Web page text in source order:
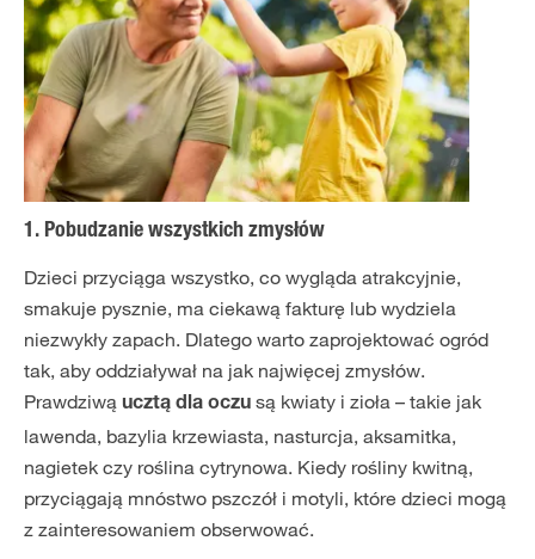
1. Pobudzanie wszystkich zmysłów
Dzieci przyciąga wszystko, co wygląda atrakcyjnie,
smakuje pysznie, ma ciekawą fakturę lub wydziela
niezwykły zapach. Dlatego warto zaprojektować ogród
tak, aby oddziaływał na jak najwięcej zmysłów.
Prawdziwą ucztą dla oczu są kwiaty i zioła – takie jak
lawenda, bazylia krzewiasta, nasturcja, aksamitka,
nagietek czy roślina cytrynowa. Kiedy rośliny kwitną,
przyciągają mnóstwo pszczół i motyli, które dzieci mogą
z zainteresowaniem obserwować.